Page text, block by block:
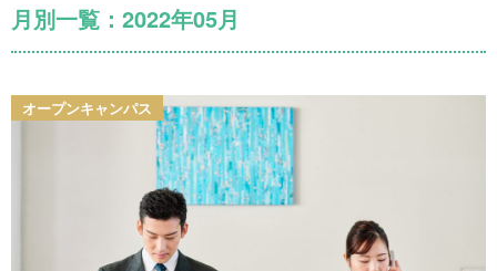
月別一覧：2022年05月
オープンキャンパス